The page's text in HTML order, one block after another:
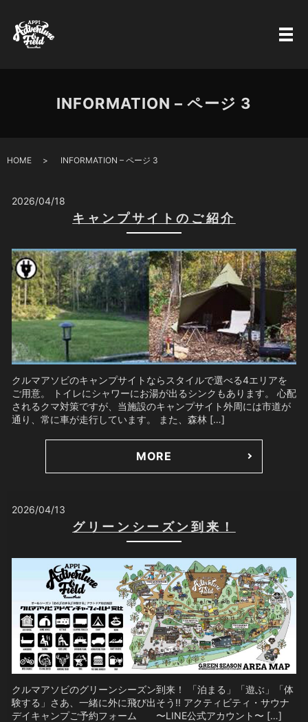
INFORMATION – ページ 3
HOME INFORMATION – ページ 3
2026/04/18
キャンプサイトのご紹介
クルマアソビのキャンプサイトならスタイルで選べる4エリアを
ご用意。 トイレにシャワーにお湯が出るシンクもあります。 心配
されるクマ対策ですが、当施設のキャンプサイト外周には市道が
通り、常に車が走行しています。 また、森林 […]
MORE
2026/04/13
グリーンシーズン到来！
クルマアソビのグリーンシーズン到来！ 「泊まる」「遊ぶ」「体
験する」さあ、一緒に外に飛び出そう!! アクティビティ・サウナ
デイキャンプご予約フォーム 〜LINE公式アカウント〜 […]